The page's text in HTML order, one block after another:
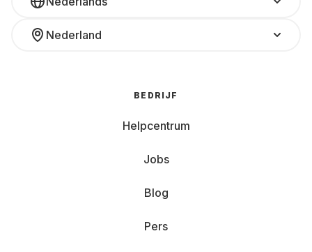
Nederland
BEDRIJF
Helpcentrum
Jobs
Blog
Pers